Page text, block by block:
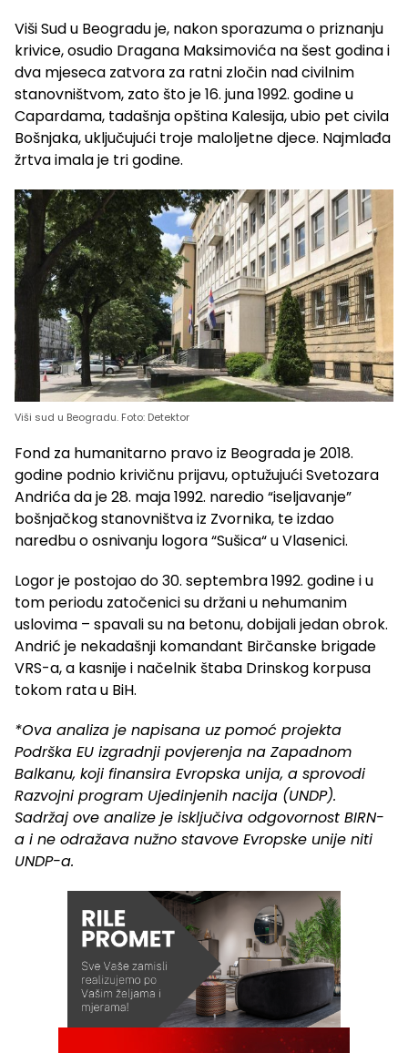
Viši Sud u Beogradu je, nakon sporazuma o priznanju
krivice, osudio Dragana Maksimovića na šest godina i
dva mjeseca zatvora za ratni zločin nad civilnim
stanovništvom, zato što je 16. juna 1992. godine u
Capardama, tadašnja opština Kalesija, ubio pet civila
Bošnjaka, uključujući troje maloljetne djece. Najmlađa
žrtva imala je tri godine.
Viši sud u Beogradu. Foto: Detektor
Fond za humanitarno pravo iz Beograda je 2018.
godine podnio krivičnu prijavu, optužujući Svetozara
Andrića da je 28. maja 1992. naredio “iseljavanje”
bošnjačkog stanovništva iz Zvornika, te izdao
naredbu o osnivanju logora “Sušica“ u Vlasenici.
Logor je postojao do 30. septembra 1992. godine i u
tom periodu zatočenici su držani u nehumanim
uslovima – spavali su na betonu, dobijali jedan obrok.
Andrić je nekadašnji komandant Birčanske brigade
VRS-a, a kasnije i načelnik štaba Drinskog korpusa
tokom rata u BiH.
*Ova analiza je napisana uz pomoć projekta
Podrška EU izgradnji povjerenja na Zapadnom
Balkanu, koji finansira Evropska unija, a sprovodi
Razvojni program Ujedinjenih nacija (UNDP).
Sadržaj ove analize je isključiva odgovornost BIRN-
a i ne odražava nužno stavove Evropske unije niti
UNDP-a.